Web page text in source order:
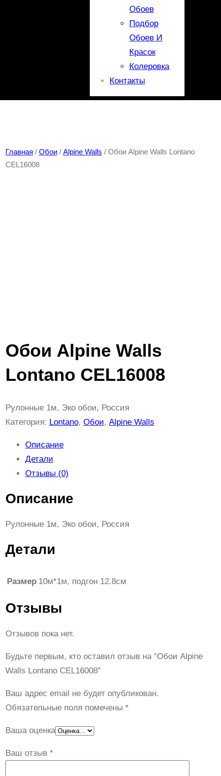
Обоев
Подбор
Обоев И
Красок
Колеровка
Контакты
Главная / Обои/ Alpine Walls / Обои Alpine Walls Lontano
CEL16008
Обои Alpine Walls
Lontano CEL16008
Рулонные 1м, Эко обои, Россия
Категория: Lontano, Обои, Alpine Walls
Описание
Детали
Отзывы (0)
Описание
Рулонные 1м, Эко обои, Россия
Детали
Размер 10м*1м, подгон 12.8см
Отзывы
Отзывов пока нет.
Будьте первым, кто оставил отзыв на “Обои Alpine
Walls Lontano CEL16008”
Ваш адрес email не будет опубликован.
Обязательные поля помечены *
Ваша оценка
Ваш отзыв *